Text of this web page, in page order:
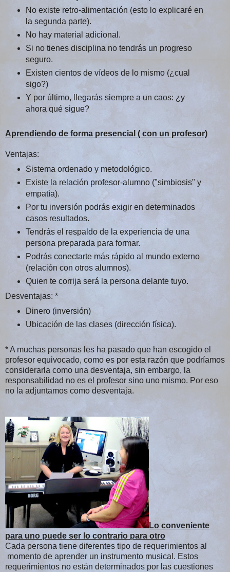
No existe retro-alimentación (esto lo explicaré en
la segunda parte).
No hay material adicional.
Si no tienes disciplina no tendrás un progreso
seguro.
Existen cientos de vídeos de lo mismo (¿cual
sigo?)
Y por último, llegarás siempre a un caos: ¿y
ahora qué sigue?
Aprendiendo de forma presencial ( con un profesor)
Ventajas:
Sistema ordenado y metodológico.
Existe la relación profesor-alumno ("simbiosis" y
empatìa).
Por tu inversión podrás exigir en determinados
casos resultados.
Tendrás el respaldo de la experiencia de una
persona preparada para formar.
Podrás conectarte más rápido al mundo externo
(relación con otros alumnos).
Quien te corrija será la persona delante tuyo.
Desventajas: *
Dinero (inversión)
Ubicación de las clases (dirección física).
* A muchas personas les ha pasado que han escogido el
profesor equivocado, como es por esta razón que podríamos
considerarla como una desventaja, sin embargo, la
responsabilidad no es el profesor sino uno mismo. Por eso
no la adjuntamos como desventaja.
Lo conveniente
para uno puede ser lo contrario para otro
Cada persona tiene diferentes tipo de requerimientos al
momento de aprender un instrumento musical. Estos
requerimientos no están determinados por las cuestiones